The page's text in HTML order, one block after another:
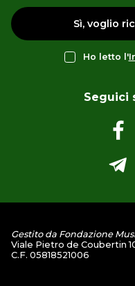
Sì, voglio
Ho letto l'
Seguici
Gestito da Fondazione
Viale Pietro de Coubertin
C.F. 05818521006